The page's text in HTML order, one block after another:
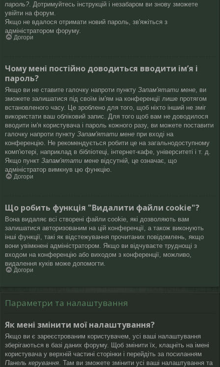
пароль? . Дотримуйтесь інструкцій і незабаром ви знову зможете
увійти на форум.
Якщо не вдалося отримати новий пароль, зв'яжіться з
адміністратором форуму.
Догори
Чому мені постійно доводиться вводити ім’я і
пароль?
Якщо ви не ставите галочку напроти пункту Запам'ятати мене, ви
зможете залишатися під своїм ім'ям на конференції лише протягом
встановленого часу. Це зроблено для того, щоб ніхто інший не зміг
використати ваш обліковий запис. Для того щоб вам не доводилося
вводити ім'я користувача і пароль кожного разу, ви можете поставити
галочку напроти пункту Запам'ятати мене при вході на
конференцію. Не рекомендується робити це на загальнодоступному
комп'ютері, наприклад в бібліотеці, інтернет-кафе, університеті і т. д.
Якщо пункт Запам'ятати мене відсутній, це означає, що
адміністратор вимкнув цю функцію.
Догори
Що робить функція "Видалити файли cookie"?
Вона видаляє всі створені файли cookie, які дозволяють вам
залишатися авторизованим на цій конференції, а також виконують
інші функції, такі як відстежування прочитаних повідомлень, якщо
вони увімкнені адміністратором. Якщо ви відчуваєте труднощі з
входом на конференцію або виходом з конференції, можливо,
видалення куків може допомогти.
Догори
Параметри та налаштування
Як мені змінити мої налаштування?
Якщо ви є зареєстрованим користувачем, усі ваші налаштування
зберігаються в базі даних форуму. Щоб змінити їх, клацніть на імені
користувача у верхній частині сторінки і перейдіть за посиланням
Панель керування . Там ви зможете змінити усі ваші налаштування та